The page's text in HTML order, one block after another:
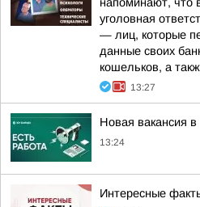
уголовная
— лиц, которые
данные своих
кошельков, а
13:27
Новая вакансия
13:24
Интересные